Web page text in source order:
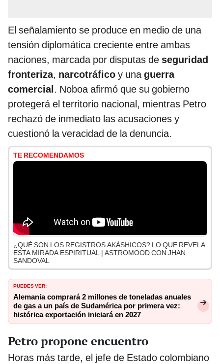
El señalamiento se produce en medio de una
tensión diplomática creciente entre ambas
naciones, marcada por disputas de seguridad
fronteriza, narcotráfico y unaguerra
comercial. Noboa afirmó que su gobierno
protegerá el territorio nacional, mientras Petro
rechazó de inmediato las acusaciones y
cuestionó la veracidad de la denuncia.
TE RECOMENDAMOS
¿QUÉ SON LOS REGISTROS AKÁSHICOS? LO QUE REVELA
ESTA MIRADA ESPIRITUAL | ASTROMOOD CON JHAN
SANDOVAL
PUEDES VER:
Alemania comprará 2 millones de toneladas anuales
de gas a un país de Sudamérica por primera vez:
histórica exportación iniciará en 2027
Petro propone encuentro
Horas más tarde, el jefe de Estado colombiano